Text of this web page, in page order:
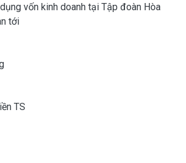
vốn kinh doanh tại Tập đoàn Hòa
tới
TS